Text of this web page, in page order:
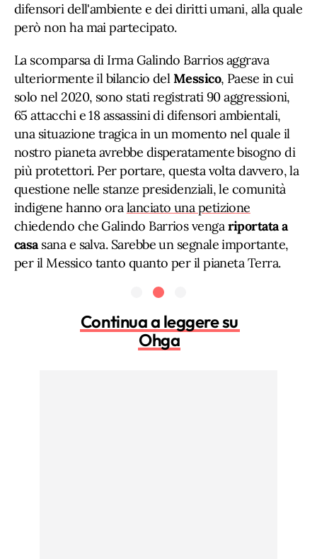
difensori dell'ambiente e dei diritti umani, alla quale
però non ha mai partecipato.
La scomparsa di Irma Galindo Barrios aggrava
ulteriormente il bilancio delMessico, Paese in cui
solo nel 2020, sono stati registrati 90 aggressioni,
65 attacchi e 18 assassini di difensori ambientali,
una situazione tragica in un momento nel quale il
nostro pianeta avrebbe disperatamente bisogno di
più protettori. Per portare, questa volta davvero, la
questione nelle stanze presidenziali, le comunità
indigene hanno oralanciato una petizione
chiedendo che Galindo Barrios vengariportata a
casasana e salva. Sarebbe un segnale importante,
per il Messico tanto quanto per il pianeta Terra.
Continua a leggere su
Ohga